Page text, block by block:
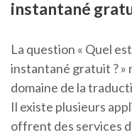
instantané
La question « Quel
instantané gratuit ?
domaine de la
Il existe plusieurs
offrent des services